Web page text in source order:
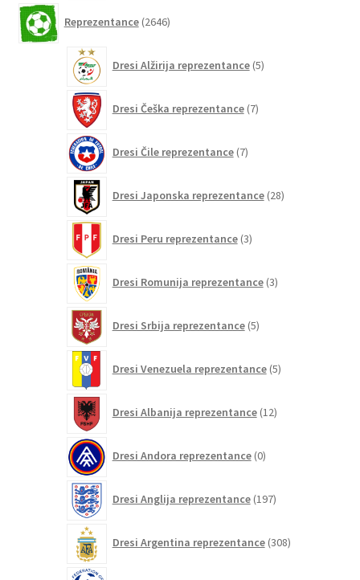
Reprezentance 2646izdelkov
Dresi Alžirija reprezentance 5izdelkov
Dresi Češka reprezentance 7izdelkov
Dresi Čile reprezentance 7izdelkov
Dresi Japonska reprezentance 28izdelkov
Dresi Peru reprezentance 3izdelki
Dresi Romunija reprezentance 3izdelki
Dresi Srbija reprezentance 5izdelkov
Dresi Venezuela reprezentance 5izdelkov
Dresi Albanija reprezentance 12izdelkov
Dresi Andora reprezentance 0izdelkov
Dresi Anglija reprezentance 197izdelkov
Dresi Argentina reprezentance 308izdelkov